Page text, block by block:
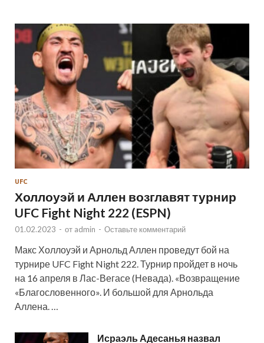
UFC
Холлоуэй и Аллен возглавят турнир
UFC Fight Night 222 (ESPN)
01.02.2023 - от admin - Оставьте комментарий
Макс Холлоуэй и Арнольд Аллен проведут бой на
турнире UFC Fight Night 222. Турнир пройдет в ночь
на 16 апреля в Лас-Вегасе (Невада). «Возвращение
«Благословенного». И большой для Арнольда
Аллена. …
Исраэль Адесанья назвал